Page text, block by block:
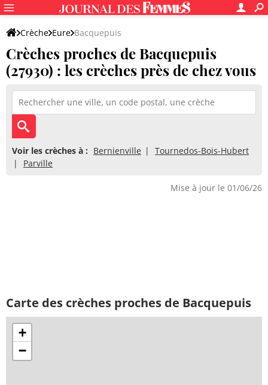
Crèche Eure Bacquepuis
Crèches proches de Bacquepuis
(27930) : les crèches près de chez vous
Voir les crèches à : Bernienville
Tournedos-Bois-Hubert
Parville
Mise à jour le 01/06/26
Carte des crèches proches de Bacquepuis
+
−